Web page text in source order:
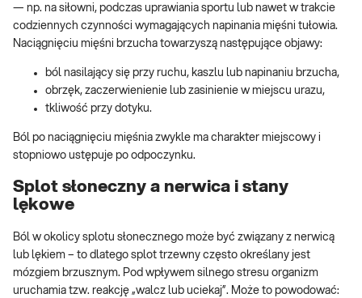
— np. na siłowni, podczas uprawiania sportu lub nawet w trakcie
codziennych czynności wymagających napinania mięśni tułowia.
Naciągnięciu mięśni brzucha towarzyszą następujące objawy:
ból nasilający się przy ruchu, kaszlu lub napinaniu brzucha,
obrzęk, zaczerwienienie lub zasinienie w miejscu urazu,
tkliwość przy dotyku.
Ból po naciągnięciu mięśnia zwykle ma charakter miejscowy i
stopniowo ustępuje po odpoczynku.
Splot słoneczny a nerwica i stany
lękowe
Ból w okolicy splotu słonecznego może być związany z nerwicą
lub lękiem – to dlatego splot trzewny często określany jest
mózgiem brzusznym. Pod wpływem silnego stresu organizm
uruchamia tzw. reakcję „walcz lub uciekaj”. Może to powodować: